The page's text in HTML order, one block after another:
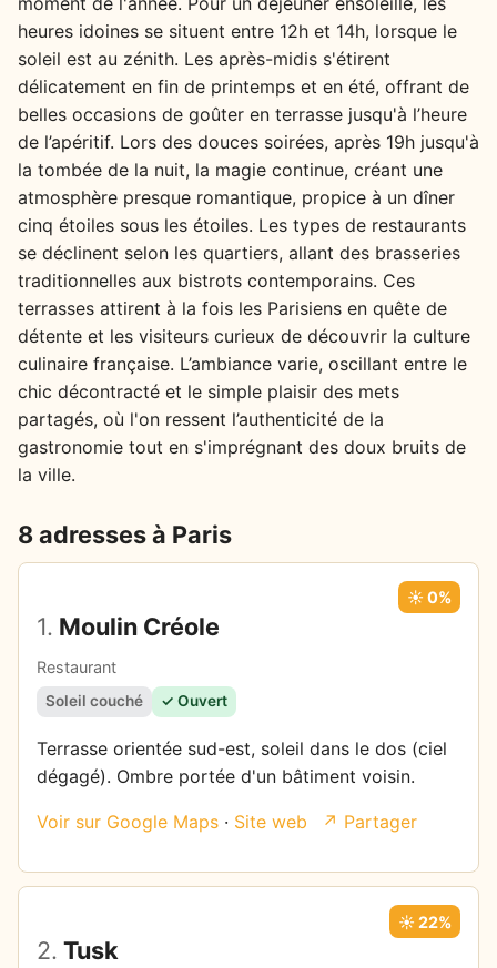
heures idoines se situent entre 12h et 14h, lorsque le
soleil est au zénith. Les après-midis s'étirent
délicatement en fin de printemps et en été, offrant de
belles occasions de goûter en terrasse jusqu'à l’heure
de l’apéritif. Lors des douces soirées, après 19h jusqu'à
la tombée de la nuit, la magie continue, créant une
atmosphère presque romantique, propice à un dîner
cinq étoiles sous les étoiles. Les types de restaurants
se déclinent selon les quartiers, allant des brasseries
traditionnelles aux bistrots contemporains. Ces
terrasses attirent à la fois les Parisiens en quête de
détente et les visiteurs curieux de découvrir la culture
culinaire française. L’ambiance varie, oscillant entre le
chic décontracté et le simple plaisir des mets
partagés, où l'on ressent l’authenticité de la
gastronomie tout en s'imprégnant des doux bruits de
la ville.
8 adresses à Paris
1. Moulin Créole
Restaurant
☀️ 0%
Soleil couché ✓ Ouvert
Terrasse orientée sud-est, soleil dans le dos (ciel
dégagé). Ombre portée d'un bâtiment voisin.
Voir sur Google Maps · Site web ↗ Partager
2. Tusk
☀️ 22%